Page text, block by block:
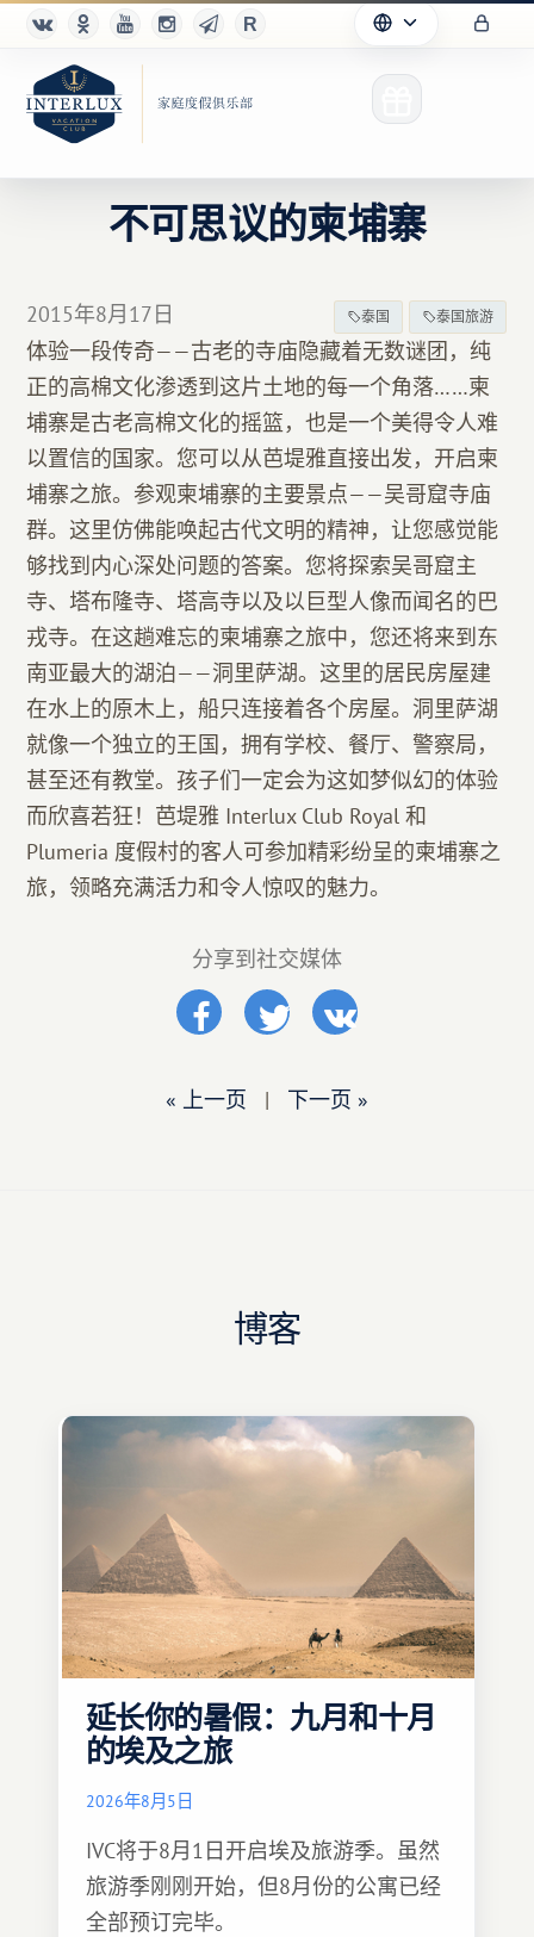
优点
合作伙伴
Благотворительность
不可思议的柬埔寨
2015年8月17日 泰国 泰国旅游
体验一段传奇——古老的寺庙隐藏着无数谜团，纯
正的高棉文化渗透到这片土地的每一个角落……柬
埔寨是古老高棉文化的摇篮，也是一个美得令人难
以置信的国家。您可以从芭堤雅直接出发，开启柬
埔寨之旅。参观柬埔寨的主要景点——吴哥窟寺庙
群。这里仿佛能唤起古代文明的精神，让您感觉能
够找到内心深处问题的答案。您将探索吴哥窟主
寺、塔布隆寺、塔高寺以及以巨型人像而闻名的巴
戎寺。在这趟难忘的柬埔寨之旅中，您还将来到东
南亚最大的湖泊——洞里萨湖。这里的居民房屋建
在水上的原木上，船只连接着各个房屋。洞里萨湖
就像一个独立的王国，拥有学校、餐厅、警察局，
甚至还有教堂。孩子们一定会为这如梦似幻的体验
而欣喜若狂！芭堤雅 Interlux Club Royal 和
Plumeria 度假村的客人可参加精彩纷呈的柬埔寨之
旅，领略充满活力和令人惊叹的魅力。
分享到社交媒体
« 上一页 | 下一页 »
博客
延长你的暑假：九月和十月
的埃及之旅
2026年8月5日
IVC将于8月1日开启埃及旅游季。虽然
旅游季刚刚开始，但8月份的公寓已经
全部预订完毕。